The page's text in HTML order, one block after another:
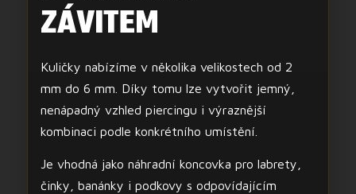
ZÁVITEM
Kuličky nabízíme v několika velikostech od 2
mm do 6 mm. Díky tomu lze vytvořit jemný,
nenápadný vzhled piercingu i výraznější
kombinaci podle konkrétního umístění.
Je vhodná jako náhradní koncovka pro labrety,
činky, banánky i podkovy s odpovídajícím